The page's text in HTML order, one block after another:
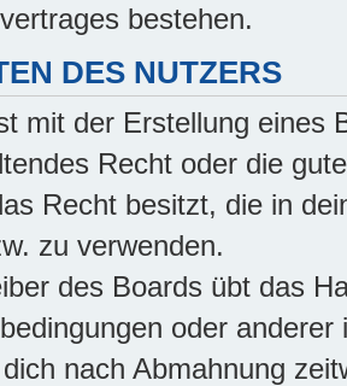
bestehen.
DES NUTZERS
mit der Erstellung eines
Recht oder die
Recht besitzt, die in
zu verwenden.
des Boards übt das
oder
nach Abmahnung